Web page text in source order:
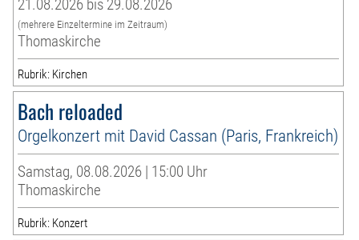
21.08.2026 bis 29.08.2026
(mehrere Einzeltermine im Zeitraum)
Thomaskirche
Rubrik: Kirchen
Bach reloaded
Orgelkonzert mit David Cassan (Paris, Frankreich)
Samstag, 08.08.2026 | 15:00 Uhr
Thomaskirche
Rubrik: Konzert